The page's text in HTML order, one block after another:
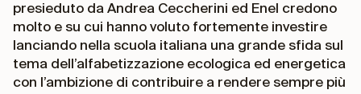
presieduto da Andrea Ceccherini ed Enel credono
molto e su cui hanno voluto fortemente investire
lanciando nella scuola italiana una grande sfida sul
tema dell’alfabetizzazione ecologica ed energetica
con l’ambizione di contribuire a rendere sempre più